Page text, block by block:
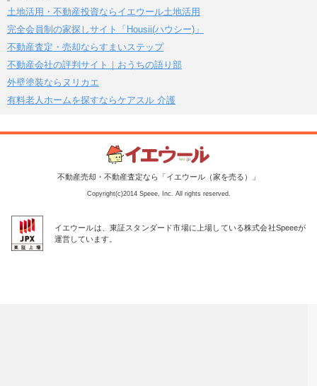
土地活用・不動産投資ならイエウール土地活用
完全会員制の家探しサイト「Housii(ハウシー)」
不動産査定・売却ならすまいステップ
不動産会社の評判サイト｜おうちの語り部
外壁塗装ならヌリカエ
有料老人ホームを探すならケアスル 介護
不動産売却・不動産査定なら「イエウール（家を売る）」
Copyright(c)2014 Speee, Inc. All rights reserved.
イエウールは、東証スタンダード市場に上場している株式会社Speeeが
運営しています。